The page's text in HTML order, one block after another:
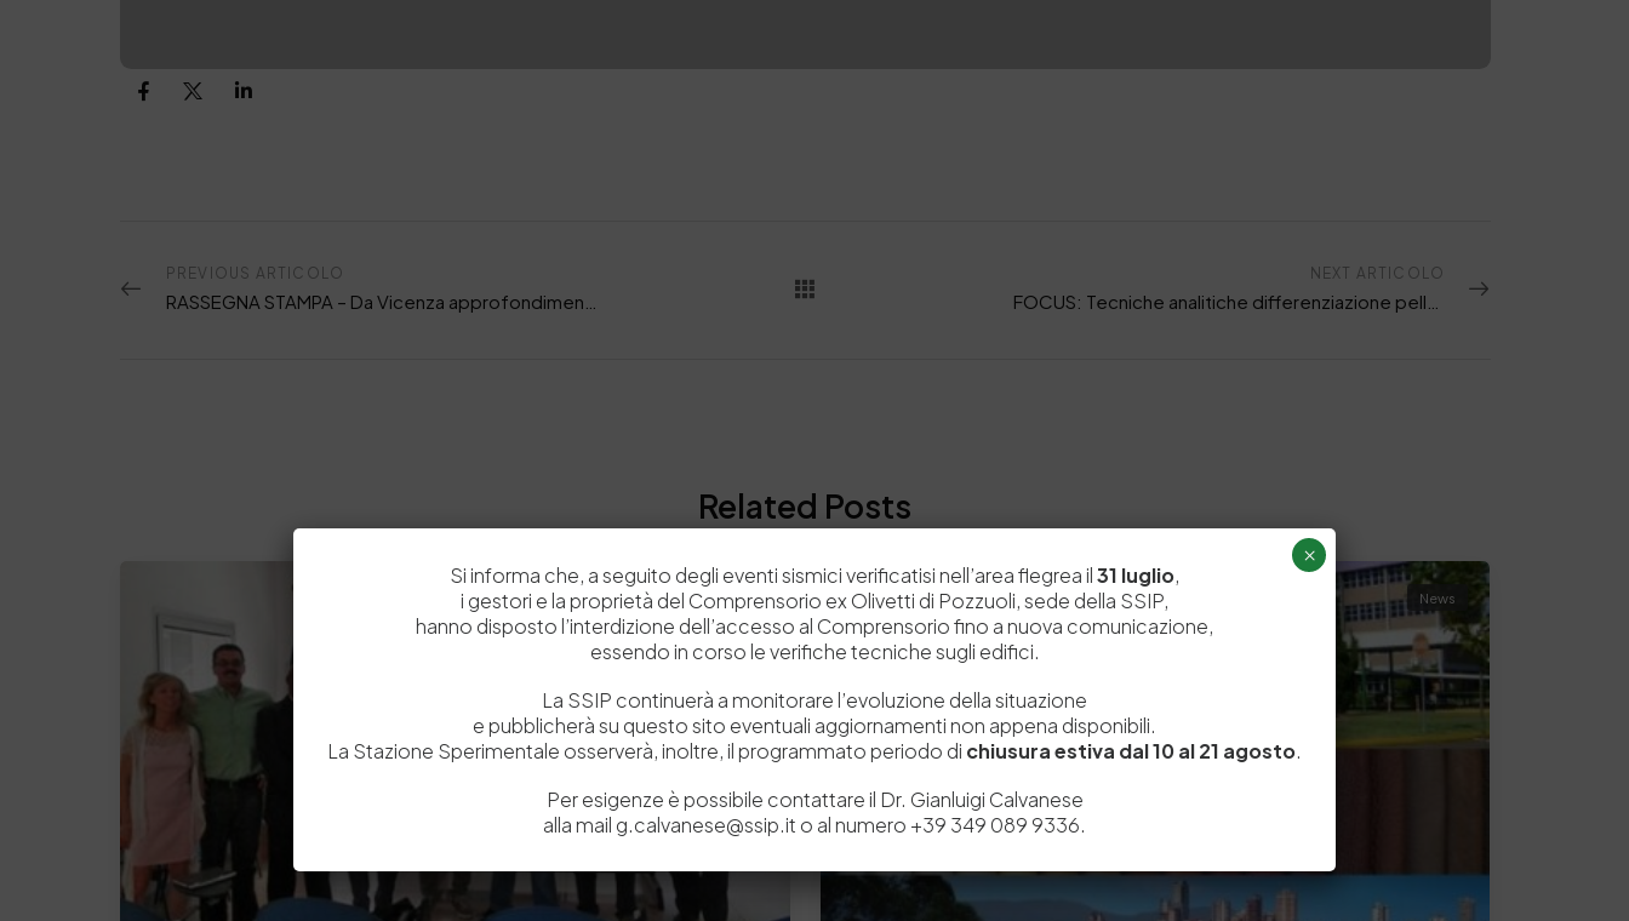
PREVIOUS ARTICOLO NEXT ARTICOLO
Related Posts
News News
Si informa che, a seguito degli eventi sismici verificatisi nell’area flegrea il31 luglio,
i gestori e la proprietà del Comprensorio ex Olivetti di Pozzuoli, sede della SSIP,
hanno disposto l’interdizione dell’accesso al Comprensorio fino a nuova comunicazione,
essendo in corso le verifiche tecniche sugli edifici.
La SSIP continuerà a monitorare l’evoluzione della situazione
e pubblicherà su questo sito eventuali aggiornamenti non appena disponibili.
La Stazione Sperimentale osserverà, inoltre, il programmato periodo di chiusura estiva dal 10 al 21 agosto.
Per esigenze è possibile contattare il Dr. Gianluigi Calvanese
alla mail g.calvanese@ssip.it o al numero +39 349 089 9336.
×